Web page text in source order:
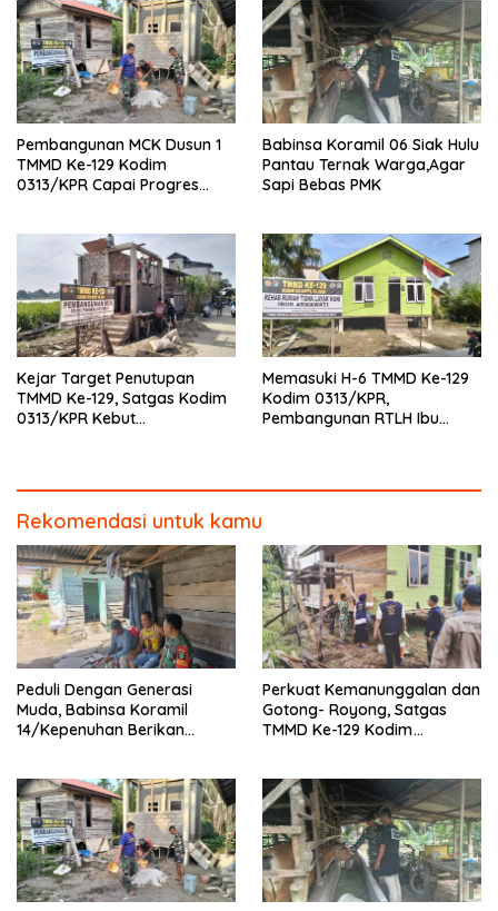
Rumah Bapak Dedi
Pembangunan MCK Dusun 1
TMMD Ke-129 Kodim
0313/KPR Capai Progres
Babinsa Koramil 06 Siak Hulu
Pantau Ternak Warga,Agar
Sapi Bebas PMK
Kejar Target Penutupan
TMMD Ke-129, Satgas Kodim
0313/KPR Kebut
Memasuki H-6 TMMD Ke-129
Kodim 0313/KPR,
Pembangunan RTLH Ibu
Rekomendasi untuk kamu
Peduli Dengan Generasi
Muda, Babinsa Koramil
14/Kepenuhan Berikan
Perkuat Kemanunggalan dan
Gotong- Royong, Satgas
TMMD Ke-129 Kodim
Rumah Bapak Dedi